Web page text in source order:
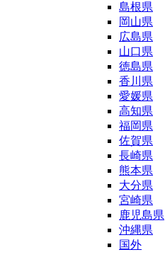
島根県
岡山県
広島県
山口県
徳島県
香川県
愛媛県
高知県
福岡県
佐賀県
長崎県
熊本県
大分県
宮崎県
鹿児島県
沖縄県
国外